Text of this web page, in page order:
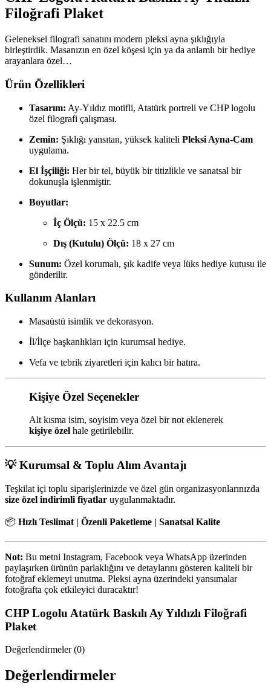
Filoğrafi Plaket
Geleneksel filografi sanatını modern pleksi ayna şıklığıyla
birleştirdik. Masanızın en özel köşesi için ya da anlamlı bir hediye
arayanlara özel…
Ürün Özellikleri
Tasarım: Ay-Yıldız motifli, Atatürk portreli ve CHP logolu
özel filografi çalışması.
Zemin: Şıklığı yansıtan, yüksek kaliteli Pleksi Ayna-Cam
uygulama.
El İşçiliği: Her bir tel, büyük bir titizlikle ve sanatsal bir
dokunuşla işlenmiştir.
Boyutlar:
İç Ölçü: 15 x 22.5 cm
Dış (Kutulu) Ölçü: 18 x 27 cm
Sunum: Özel korumalı, şık kadife veya lüks hediye kutusu ile
gönderilir.
Kullanım Alanları
Masaüstü isimlik ve dekorasyon.
İl/İlçe başkanlıkları için kurumsal hediye.
Vefa ve tebrik ziyaretleri için kalıcı bir hatıra.
Kişiye Özel Seçenekler
Alt kısma isim, soyisim veya özel bir not eklenerek
kişiye özel hale getirilebilir.
💡 Kurumsal & Toplu Alım Avantajı
Teşkilat içi toplu siparişlerinizde ve özel gün organizasyonlarınızda
size özel indirimli fiyatlar uygulanmaktadır.
📦 Hızlı Teslimat | Özenli Paketleme | Sanatsal Kalite
Not: Bu metni Instagram, Facebook veya WhatsApp üzerinden
paylaşırken ürünün parlaklığını ve detaylarını gösteren kaliteli bir
fotoğraf eklemeyi unutma. Pleksi ayna üzerindeki yansımalar
fotoğrafta çok etkileyici duracaktır!
CHP Logolu Atatürk Baskılı Ay Yıldızlı Filoğrafi
Plaket
Değerlendirmeler (0)
Değerlendirmeler